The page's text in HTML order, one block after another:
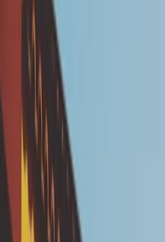
phase travaux.
Pose de canalisation d'évacuation des eaux